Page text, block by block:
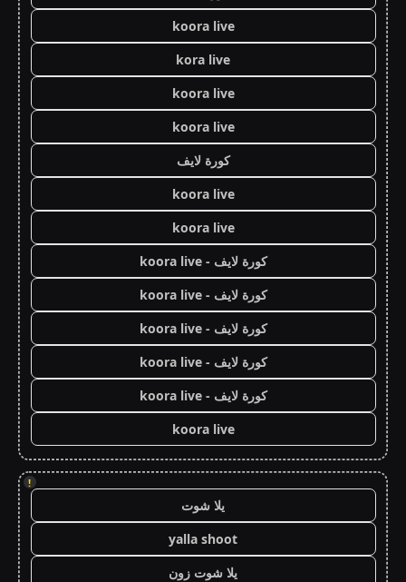
koora live
kora live
koora live
koora live
كورة لايف
koora live
koora live
كورة لايف - koora live
كورة لايف - koora live
كورة لايف - koora live
كورة لايف - koora live
كورة لايف - koora live
koora live
!
يلا شوت
yalla shoot
يلا شوت زون